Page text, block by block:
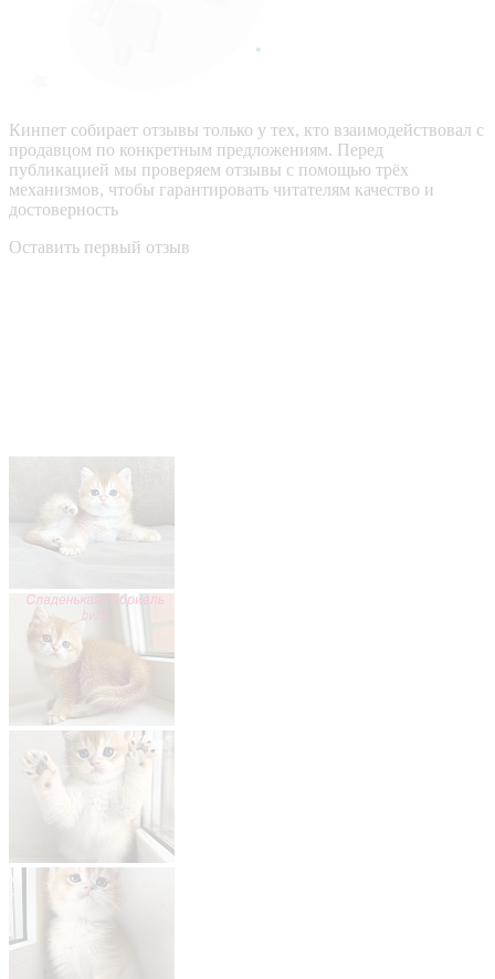
Кинпет собирает отзывы только у тех, кто взаимодействовал с
продавцом по конкретным предложениям. Перед
публикацией мы проверяем отзывы с помощью трёх
механизмов, чтобы гарантировать читателям качество и
достоверность
Оставить первый отзыв